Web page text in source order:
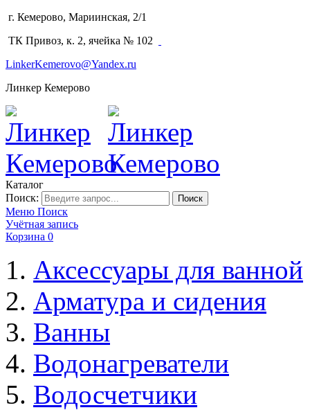
г. Кемерово, Мариинская, 2/1
ТК Привоз, к. 2, ячейка № 102
LinkerKemerovo@Yandex.ru
Линкер Кемерово
Каталог
Поиск:
Поиск
Меню Поиск
Учётная запись
Корзина 0
Аксессуары для ванной
Арматура и сидения
Ванны
Водонагреватели
Водосчетчики